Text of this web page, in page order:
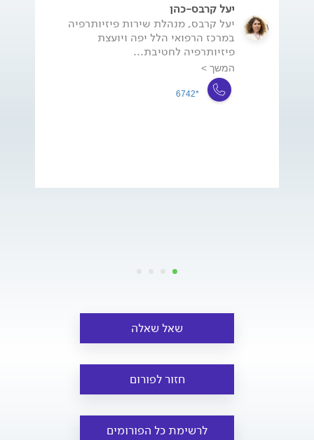
יעל קרבס-כהן
יעל קרבס, מנהלת שירות פיזיותרפיה
במרכז הרפואי הלל יפה ויועצת
פיזיותרפיה לחטיבת...
המשך >
*6742
שאל שאלה
חזור לפורום
לרשימת כל הפורומים